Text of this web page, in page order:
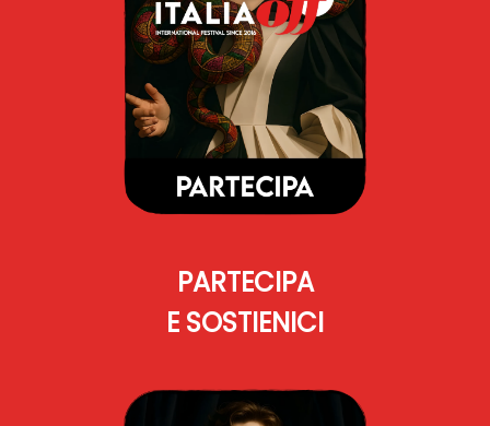
PARTECIPA
E SOSTIENICI